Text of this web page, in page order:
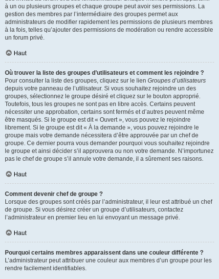
à un ou plusieurs groupes et chaque groupe peut avoir ses permissions. La
gestion des membres par l’intermédiaire des groupes permet aux
administrateurs de modifier rapidement les permissions de plusieurs membres
à la fois, telles qu’ajouter des permissions de modération ou rendre accessible
un forum privé.
Haut
Où trouver la liste des groupes d’utilisateurs et comment les rejoindre ?
Pour consulter la liste des groupes, cliquez sur le lien Groupes d’utilisateurs
depuis votre panneau de l’utilisateur. Si vous souhaitez rejoindre un des
groupes, sélectionnez le groupe désiré et cliquez sur le bouton approprié.
Toutefois, tous les groupes ne sont pas en libre accès. Certains peuvent
nécessiter une approbation, certains sont fermés et d’autres peuvent même
être masqués. Si le groupe est dit « Ouvert », vous pouvez le rejoindre
librement. Si le groupe est dit « À la demande », vous pouvez rejoindre le
groupe mais votre demande nécessitera d’être approuvée par un chef de
groupe. Ce dernier pourra vous demander pourquoi vous souhaitez rejoindre
le groupe et ainsi décider s’il approuvera ou non votre demande. N’importunez
pas le chef de groupe s’il annule votre demande, il a sûrement ses raisons.
Haut
Comment devenir chef de groupe ?
Lorsque des groupes sont créés par l’administrateur, il leur est attribué un chef
de groupe. Si vous désirez créer un groupe d’utilisateurs, contactez
l’administrateur en premier lieu en lui envoyant un message privé.
Haut
Pourquoi certains membres apparaissent dans une couleur différente ?
L’administrateur peut attribuer une couleur aux membres d’un groupe pour les
rendre facilement identifiables.